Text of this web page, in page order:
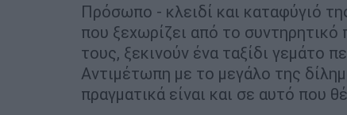
Πρόσωπο - κλειδί και καταφύγιό
που ξεχωρίζει από το συντηρητικό
τους, ξεκινούν ένα ταξίδι γεμάτο
Αντιμέτωπη με το μεγάλο της
πραγματικά είναι και σε αυτό που